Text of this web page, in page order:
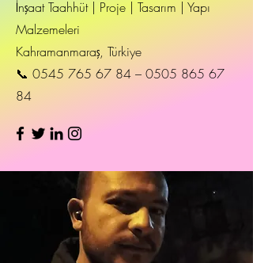
İnşaat Taahhüt | Proje | Tasarım | Yapı
Malzemeleri
Kahramanmaraş, Türkiye
📞 0545 765 67 84 – 0505 865 67
84